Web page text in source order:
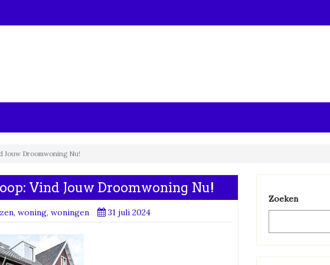
Jouw Droomwoning Nu!
Vind Jouw Droomwoning Nu!
, woning, woningen 31 juli 2024
Zoeken